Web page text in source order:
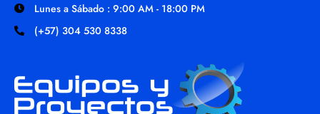
Lunes a Sábado : 9:00 AM - 18:00 PM
(+57) 304 530 8338